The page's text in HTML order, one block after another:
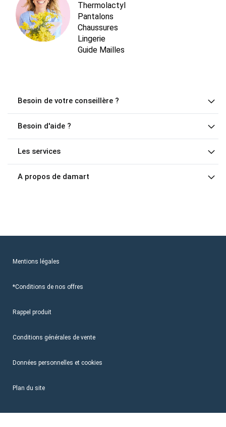
Thermolactyl
Pantalons
Chaussures
Lingerie
Guide Mailles
Besoin de votre conseillère ?
Besoin d'aide ?
Les services
A propos de damart
Mentions légales
*Conditions de nos offres
Rappel produit
Conditions générales de vente
Données personnelles et cookies
Plan du site